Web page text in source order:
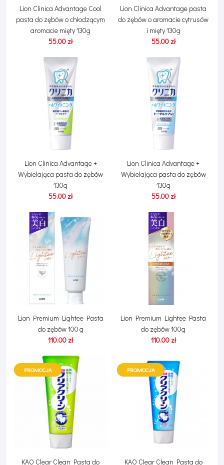
Lion Clinica Advantage Cool
pasta do zębów o chłodzącym
aromacie mięty 130g
55.00 zł
Lion Clinica Advantage pasta
do zębów o aromacie cytrusów
i mięty 130g
55.00 zł
Lion Clinica Advantage +
Wybielająca pasta do zębów
130g
55.00 zł
Lion Clinica Advantage +
Wybielająca pasta do zębów
130g
55.00 zł
Lion Premium Lightee Pasta
do zębów 100 g
110.00 zł
Lion Premium Lightee Pasta
do zębów 100g
110.00 zł
PROMOCJA
KAO Clear Clean Pasta do
PROMOCJA
KAO Clear Clean Pasta do